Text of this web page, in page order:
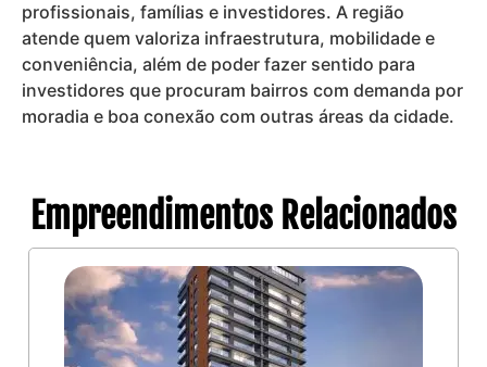
profissionais, famílias e investidores. A região
atende quem valoriza infraestrutura, mobilidade e
conveniência, além de poder fazer sentido para
investidores que procuram bairros com demanda por
moradia e boa conexão com outras áreas da cidade.
Empreendimentos Relacionados